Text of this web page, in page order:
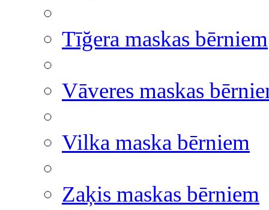
Tīğera maskas bērniem
Vāveres maskas
Vilka maska bērniem
Zaķis maskas bērniem